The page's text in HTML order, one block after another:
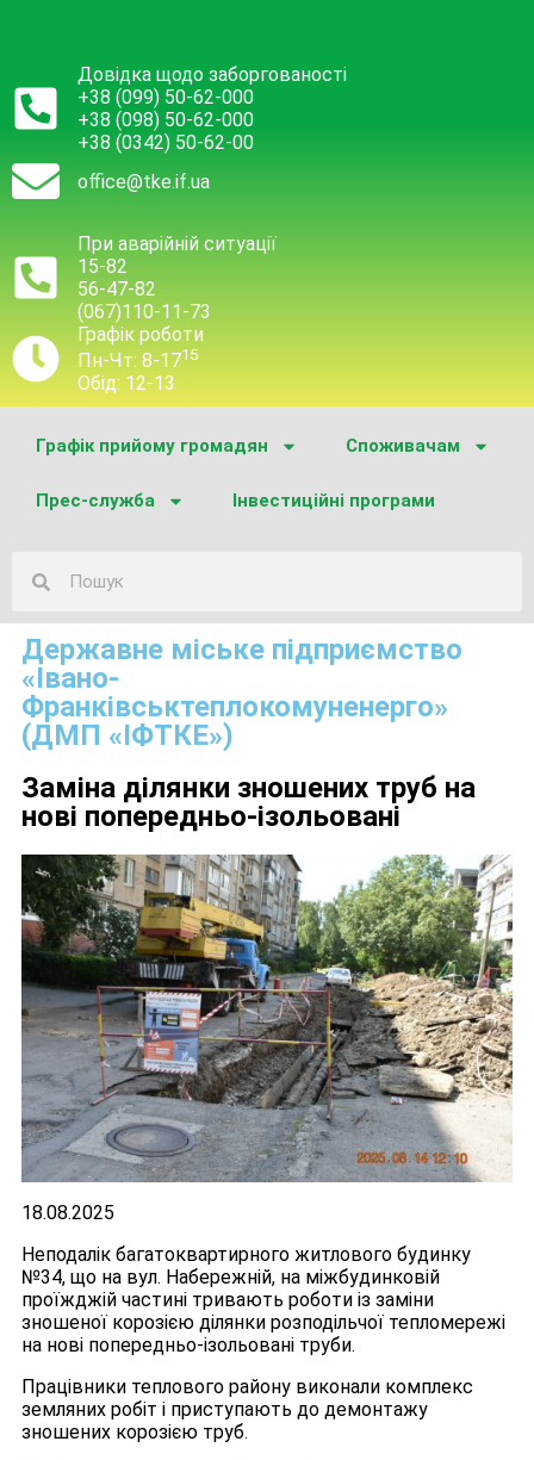
Довідка щодо заборгованості
+38 (099) 50-62-000
+38 (098) 50-62-000
+38 (0342) 50-62-00
office@tke.if.ua
При аварійній ситуації
15-82
56-47-82
(067)110-11-73
Графік роботи
Пн-Чт: 8-1715
Обід: 12-13
Графік прийому громадян Споживачам
Прес-служба Інвестиційні програми
Державне міське підприємство
«Івано-
Франківськтеплокомуненерго»
(ДМП «ІФТКЕ»)
Заміна ділянки зношених труб на
нові попередньо-ізольовані
18.08.2025
Неподалік багатоквартирного житлового будинку
№34, що на вул. Набережній, на міжбудинковій
проїжджій частині тривають роботи із заміни
зношеної корозією ділянки розподільчої тепломережі
на нові попередньо-ізольовані труби.
Працівники теплового району виконали комплекс
земляних робіт і приступають до демонтажу
зношених корозією труб.